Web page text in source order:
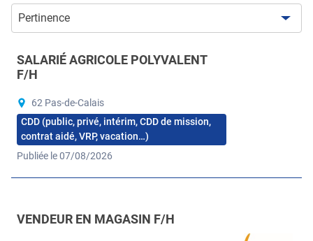
Pertinence
SALARIÉ AGRICOLE POLYVALENT
F/H
62 Pas-de-Calais
CDD (public, privé, intérim, CDD de mission,
contrat aidé, VRP, vacation…)
Publiée le 07/08/2026
VENDEUR EN MAGASIN F/H